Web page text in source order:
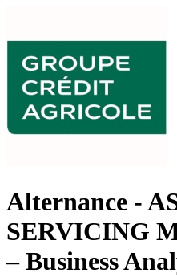
Alternance -
SERVICING
– Business